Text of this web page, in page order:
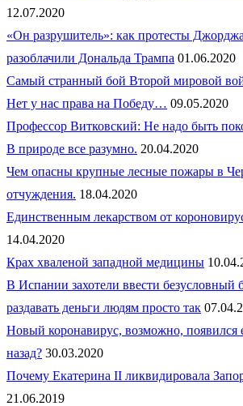
12.07.2020
«Он разрушитель»: как протесты
разоблачили Дональда Трампа 01.06.2020
Самый странный бой Второй мировой
Нет у нас права на Победу… 09.05.2020
Профессор Витковский: Не надо быть
В природе все разумно. 20.04.2020
Чем опасны крупные лесные пожары в
отчуждения. 18.04.2020
Единственным лекарством от
14.04.2020
Крах хваленой западной медицины
В Испании захотели ввести безусловный
раздавать деньги людям просто так
Новый коронавирус, возможно, появился
назад? 30.03.2020
Почему Екатерина II ликвидировала
21.06.2019